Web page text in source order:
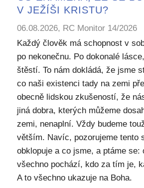
V JEŽÍŠI KRISTU?
06.08.2026, RC Monitor 14/2026
Každý člověk má schopnost v
po nekonečnu. Po dokonalé
štěstí. To nám dokládá, že jsme
co naši existenci tady na zemi
obecně lidskou zkušeností, že
jiná dobra, kterých můžeme
zemi, nenaplní. Vždy budeme
větším. Navíc, pozorujeme tento
obklopuje a co jsme, a ptáme se:
všechno pochází, kdo za tím je,
A to všechno ukazuje na Boha.